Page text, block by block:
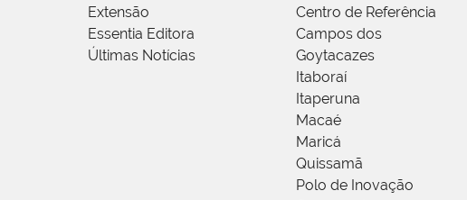
Extensão
Essentia Editora
Últimas Notícias
Centro de Referência
Campos dos
Goytacazes
Itaboraí
Itaperuna
Macaé
Maricá
Quissamã
Polo de Inovação